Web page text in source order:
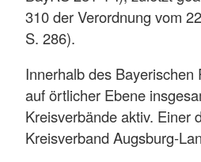
310 der Verordnung vom
S. 286).
Innerhalb des Bayerischen
auf örtlicher Ebene
Kreisverbände aktiv. Einer
Kreisverband Augsburg-